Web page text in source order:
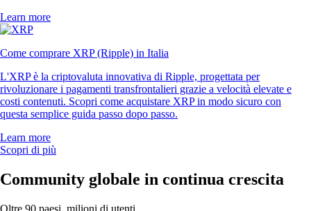
Learn more
Come comprare XRP (Ripple) in Italia
L'XRP è la criptovaluta innovativa di Ripple, progettata per
rivoluzionare i pagamenti transfrontalieri grazie a velocità elevate e
costi contenuti. Scopri come acquistare XRP in modo sicuro con
questa semplice guida passo dopo passo.
Learn more
Scopri di più
Community globale in continua crescita
Oltre 90 paesi, milioni di utenti